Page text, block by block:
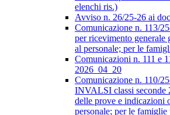
elenchi ris.)
Avviso n. 26/25-26 ai
Comunicazione n. 113/
per ricevimento generale
al personale; per le
Comunicazioni n. 111 e
2026_04_20
Comunicazione n. 110/
INVALSI classi seconde
delle prove e indicazioni
personale; per le famiglie